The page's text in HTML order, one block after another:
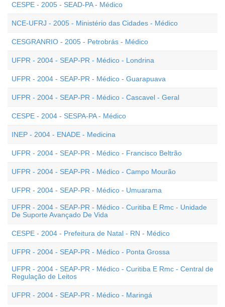
CESPE - 2005 - SEAD-PA - Médico
NCE-UFRJ - 2005 - Ministério das Cidades - Médico
CESGRANRIO - 2005 - Petrobrás - Médico
UFPR - 2004 - SEAP-PR - Médico - Londrina
UFPR - 2004 - SEAP-PR - Médico - Guarapuava
UFPR - 2004 - SEAP-PR - Médico - Cascavel - Geral
CESPE - 2004 - SESPA-PA - Médico
INEP - 2004 - ENADE - Medicina
UFPR - 2004 - SEAP-PR - Médico - Francisco Beltrão
UFPR - 2004 - SEAP-PR - Médico - Campo Mourão
UFPR - 2004 - SEAP-PR - Médico - Umuarama
UFPR - 2004 - SEAP-PR - Médico - Curitiba E Rmc - Unidade
De Suporte Avançado De Vida
CESPE - 2004 - Prefeitura de Natal - RN - Médico
UFPR - 2004 - SEAP-PR - Médico - Ponta Grossa
UFPR - 2004 - SEAP-PR - Médico - Curitiba E Rmc - Central de
Regulação de Leitos
UFPR - 2004 - SEAP-PR - Médico - Maringá